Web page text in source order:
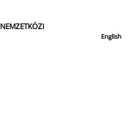
NEMZETKÖZI
English